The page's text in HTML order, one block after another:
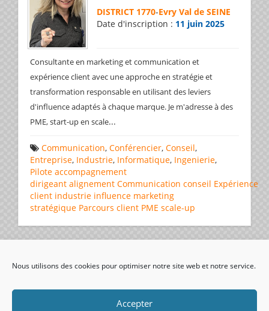
Nous utilisons des cookies pour optimiser notre site web et notre service.
Accepter
DISTRICT 1770-Evry Val de SEINE
Date d'inscription : 11 juin 2025
Consultante en marketing et communication et
expérience client avec une approche en stratégie et
transformation responsable en utilisant des leviers
d'influence adaptés à chaque marque. Je m'adresse à des
PME, start-up en scale...
Communication, Conférencier, Conseil,
Entreprise, Industrie, Informatique, Ingenierie,
Pilote accompagnement
dirigeant alignement Communication conseil Expérience
client industrie influence marketing
stratégique Parcours client PME scale-up
visiteurs uniques: